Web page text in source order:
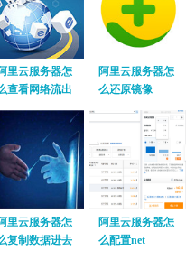
里云服务器怎
查看网络流出
量
阿里云服务器怎
么还原镜像
里云服务器怎
复制数据进去
阿里云服务器怎
么配置net